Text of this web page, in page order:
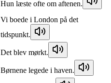
Hun læste ofte om aftenen.
Vi boede i London på det
tidspunkt.
Det blev mørkt.
Børnene legede i haven.